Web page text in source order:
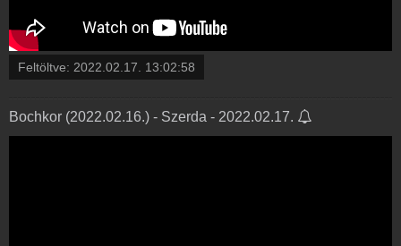
Feltöltve: 2022.02.17. 13:02:58
Bochkor (2022.02.16.) - Szerda - 2022.02.17.